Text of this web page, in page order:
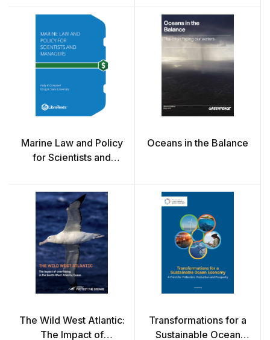
Ocean Protection
Marine Law and Policy
for Scientists and
Oceans in the Balance
The Wild West Atlantic:
The Impact of
Transformations for a
Sustainable Ocean